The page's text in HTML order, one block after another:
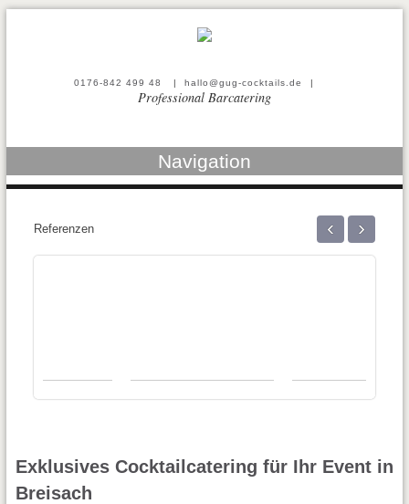
0176-842 499 48 | hallo@gug-cocktails.de |
Professional Barcatering
Navigation
Referenzen ‹ ›
Exklusives Cocktailcatering für Ihr Event in
Breisach